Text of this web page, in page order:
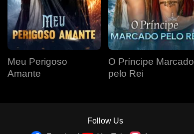
Meu Perigoso
Amante
O Príncipe Marcado
pelo Rei
Follow Us